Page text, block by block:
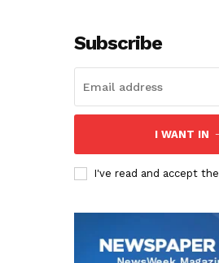
Subscribe
I WANT IN
I've read and accept the